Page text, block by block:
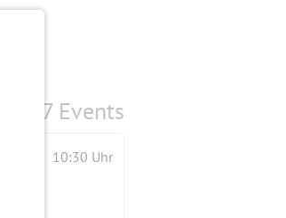
7 Events
10:30 Uhr